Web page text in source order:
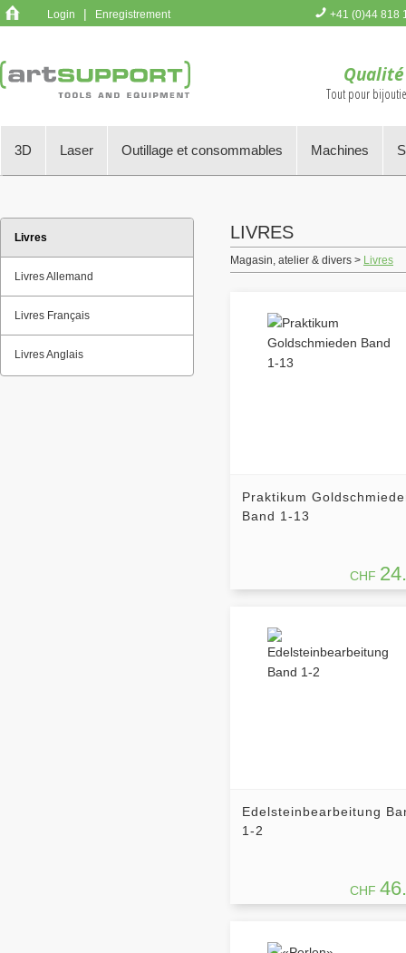
Login | Enregistrement +41 (0)44 818
Tout pour
3D Laser Outillage et consommables Machines
Livres
Livres Allemand
Livres Français
Livres Anglais
LIVRES
Magasin, atelier & divers > Livres
Praktikum
Band 1-13
CHF
Edelsteinbearbeitung
1-2
CHF